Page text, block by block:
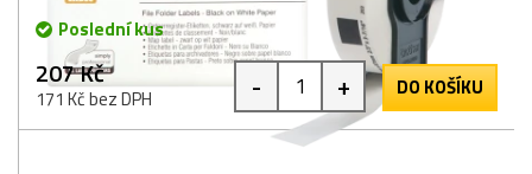
Poslední kus
207 Kč
171 Kč bez DPH - + DO KOŠÍKU